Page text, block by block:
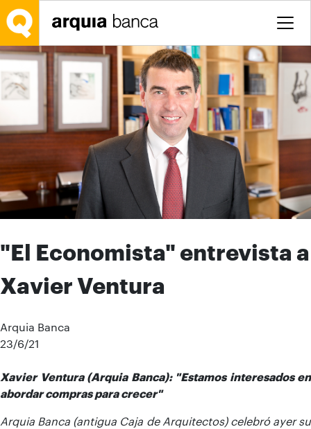
Salta al contingut principal
"El Economista" entrevista a
Xavier Ventura
Arquia Banca
23/6/21
Xavier Ventura (Arquia Banca): "Estamos interesados en
abordar compras para crecer"
Arquia Banca (antigua Caja de Arquitectos) celebró ayer su